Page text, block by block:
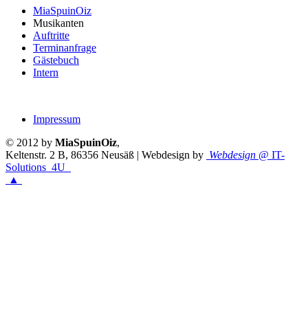
MiaSpuinOiz
Musikanten
Auftritte
Terminanfrage
Gästebuch
Intern
Impressum
© 2012 by MiaSpuinOiz,
Keltenstr. 2 B, 86356 Neusäß | Webdesign by Webdesign @ IT-
Solutions 4U
▲